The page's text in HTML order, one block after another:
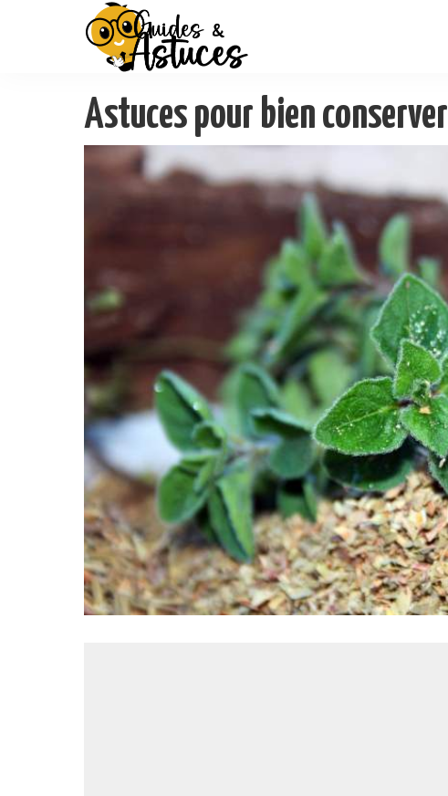
Astuces pour bien